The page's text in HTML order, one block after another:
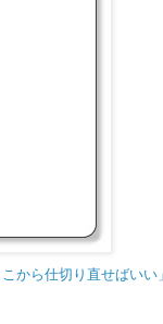
から仕切り直せばいい